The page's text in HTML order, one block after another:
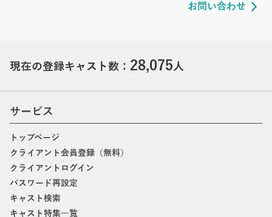
お問い合わせ
現在の登録キャスト数： 28,075人
サービス
トップページ
クライアント会員登録（無料）
クライアントログイン
パスワード再設定
キャスト検索
キャスト特集一覧